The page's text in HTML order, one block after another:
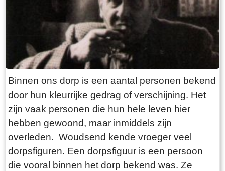
Binnen ons dorp is een aantal personen bekend
door hun kleurrijke gedrag of verschijning. Het
zijn vaak personen die hun hele leven hier
hebben gewoond, maar inmiddels zijn
overleden. Woudsend kende vroeger veel
dorpsfiguren. Een dorpsfiguur is een persoon
die vooral binnen het dorp bekend was. Ze